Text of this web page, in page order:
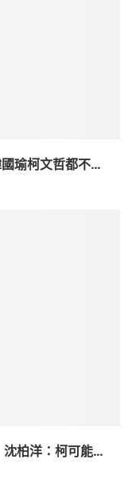
瑜柯文哲都不...
柏洋：柯可能...